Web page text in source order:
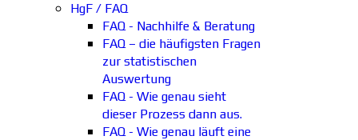
HgF / FAQ
FAQ - Nachhilfe & Beratung
FAQ – die häufigsten Fragen
zur statistischen
Auswertung
FAQ - Wie genau sieht
dieser Prozess dann aus.
FAQ - Wie genau läuft eine